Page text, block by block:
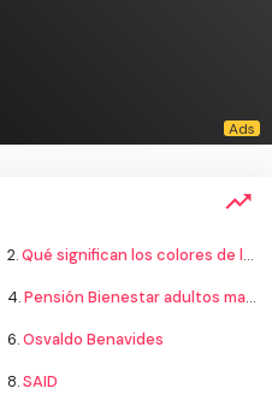
2.Qué significan los colores de la bandera
4.Pensión Bienestar adultos mayores
6.Osvaldo Benavides
8.SAID